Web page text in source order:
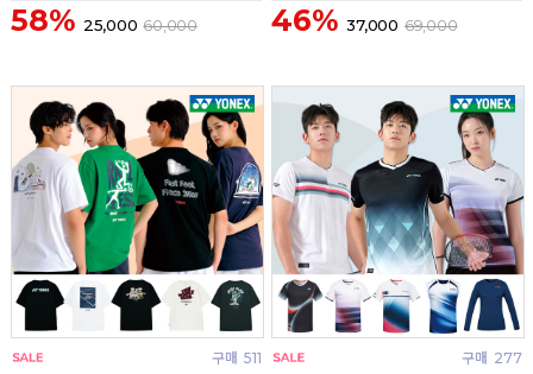
58% 25,000 60,000 46% 37,000 69,000
구매 511 구매 277